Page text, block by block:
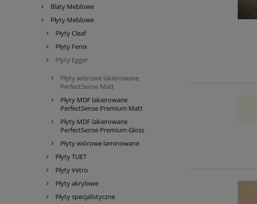
Blaty Meblowe
Płyty Meblowe
Płyty Cleaf
Płyty Fenix
Płyty Egger
Płyty wiórowe lakierowane
PerfectSense Matt
Płyty MDF lakierowane
PerfectSense Premium Matt
Płyty MDF lakierowane
PerfectSense Premium Gloss
Płyty wiórowe laminowane
Płyty TUET
Płyty Vetro
Płyty akrylowe
Płyty specjalistyczne